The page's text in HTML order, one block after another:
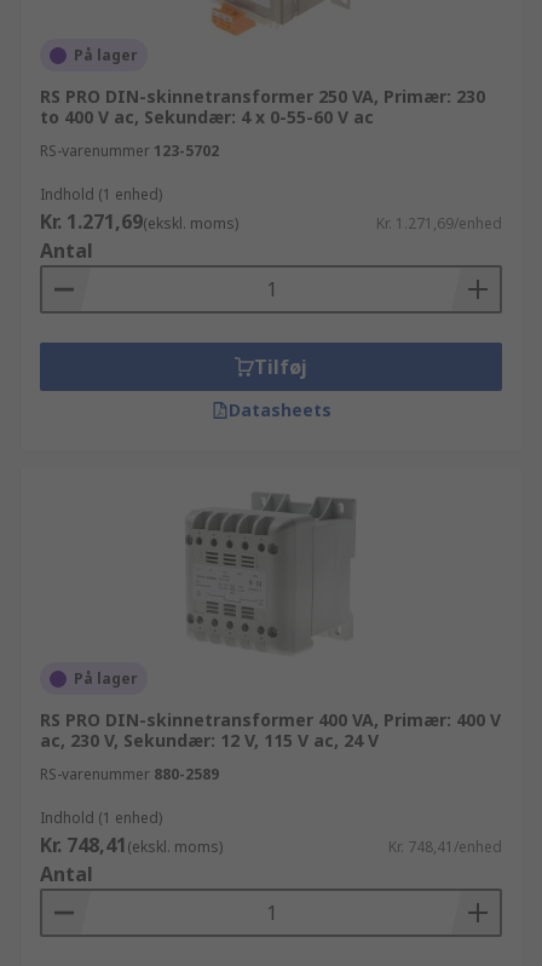
På lager
RS PRO DIN-skinnetransformer 250 VA, Primær: 230
to 400 V ac, Sekundær: 4 x 0-55-60 V ac
RS-varenummer 123-5702
Indhold (1 enhed)
Kr. 1.271,69(ekskl. moms) Kr. 1.271,69/enhed
Antal
Tilføj
Datasheets
På lager
RS PRO DIN-skinnetransformer 400 VA, Primær: 400 V
ac, 230 V, Sekundær: 12 V, 115 V ac, 24 V
RS-varenummer 880-2589
Indhold (1 enhed)
Kr. 748,41(ekskl. moms) Kr. 748,41/enhed
Antal